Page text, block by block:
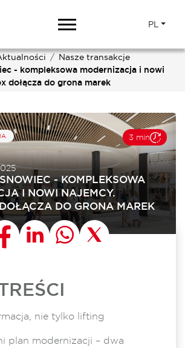
PL
Nasze transakcje
- kompleksowa modernizacja i nowi
dołącza do grona marek
3 min
- KOMPLEKSOWA
I NOWI NAJEMCY.
DO GRONA MAREK
nie tylko lifting
plan modernizacji – dwa